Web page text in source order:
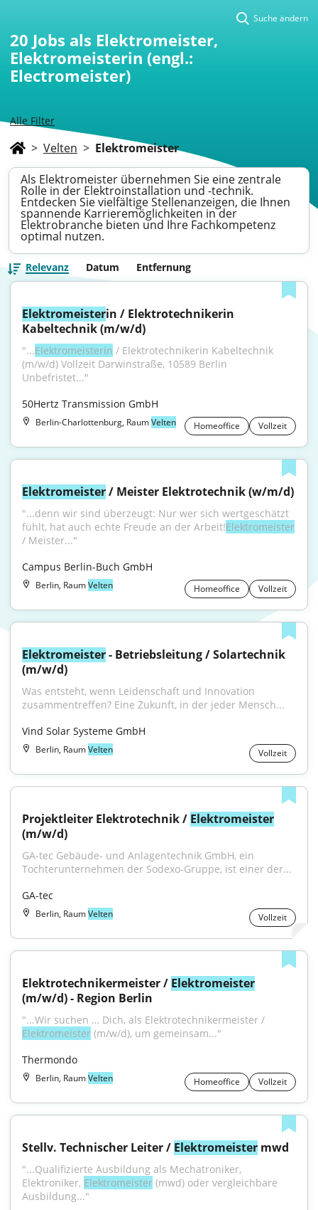
Alle Filter
Suche ändern
20 Jobs als Elektromeister,
Elektromeisterin (engl.:
Electromeister)
> Velten > Elektromeister
Als Elektromeister übernehmen Sie eine zentrale
Rolle in der Elektroinstallation und -technik.
Entdecken Sie vielfältige Stellenanzeigen, die Ihnen
spannende Karrieremöglichkeiten in der
Elektrobranche bieten und Ihre Fachkompetenz
optimal nutzen.
Relevanz Datum Entfernung
Elektromeisterin / Elektrotechnikerin
Kabeltechnik (m/w/d)
"...Elektromeisterin / Elektrotechnikerin Kabeltechnik
(m/w/d) Vollzeit Darwinstraße, 10589 Berlin
Unbefristet..."
50Hertz Transmission GmbH
Berlin-Charlottenburg, RaumVelten Homeoffice Vollzeit
Elektromeister / Meister Elektrotechnik (w/m/d)
"...denn wir sind überzeugt: Nur wer sich wertgeschätzt
fühlt, hat auch echte Freude an der Arbeit!Elektromeister
/ Meister..."
Campus Berlin-Buch GmbH
Berlin, RaumVelten Homeoffice Vollzeit
Elektromeister - Betriebsleitung / Solartechnik
(m/w/d)
Was entsteht, wenn Leidenschaft und Innovation
zusammentreffen? Eine Zukunft, in der jeder Mensch...
Vind Solar Systeme GmbH
Berlin, RaumVelten Vollzeit
Projektleiter Elektrotechnik / Elektromeister
(m/w/d)
GA-tec Gebäude- und Anlagentechnik GmbH, ein
Tochterunternehmen der Sodexo-Gruppe, ist einer der...
GA-tec
Berlin, RaumVelten Vollzeit
Elektrotechnikermeister / Elektromeister
(m/w/d) - Region Berlin
Elektromeister (m/w/d), um gemeinsam..."
Thermondo
Berlin, RaumVelten Homeoffice Vollzeit
Stellv. Technischer Leiter / Elektromeister mwd
"...Qualifizierte Ausbildung als Mechatroniker,
Elektroniker, Elektromeister (mwd) oder vergleichbare
Ausbildung..."